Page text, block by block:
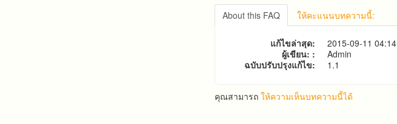
แบ๊คลิ้งแต่ละแบบแตกต่างกันอย่างไรครับ
About this FAQ
ให้คะแนนบทความนี้:
แก้ไขล่าสุด:
2015-09-11 04:14
ผู้เขียน: :
Admin
ฉบับปรับปรุงแก้ไข:
1.1
คุณสามารถให้ความเห็นบทความนี้ได้